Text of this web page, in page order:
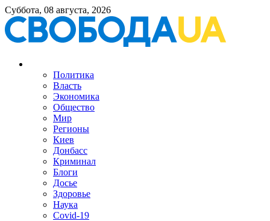
Суббота, 08 августа, 2026
Политика
Власть
Экономика
Общество
Мир
Регионы
Киев
Донбасс
Криминал
Блоги
Досье
Здоровье
Наука
Covid-19